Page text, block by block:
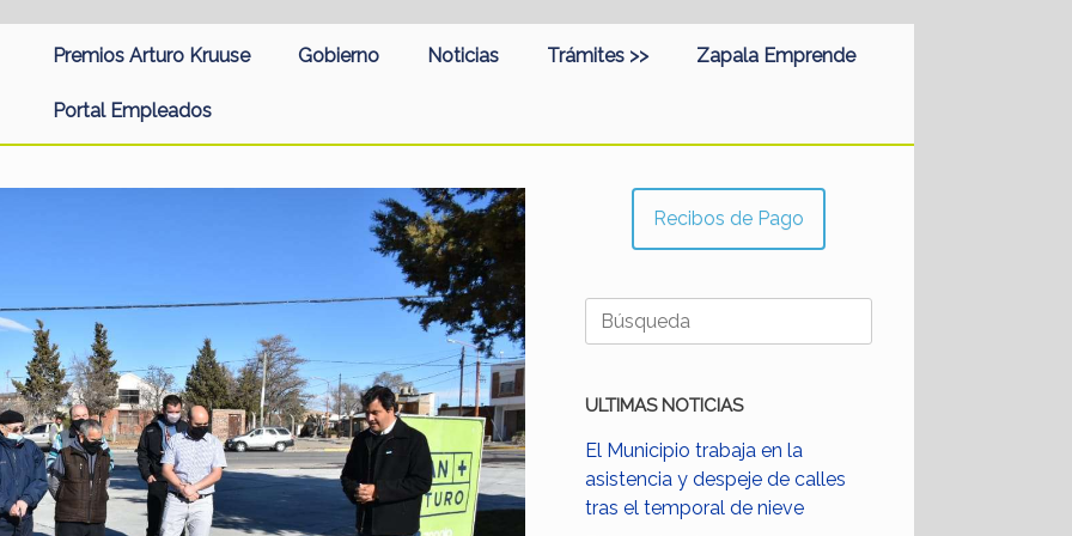
Premios Arturo Kruuse Gobierno Noticias Trámites >> Zapala Emprende
Portal Empleados
Recibos de Pago
Buscar:
ULTIMAS NOTICIAS
El Municipio trabaja en la
asistencia y despeje de calles
tras el temporal de nieve